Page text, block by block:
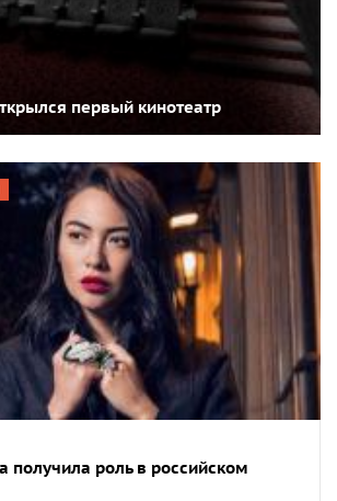
первый кинотеатр
получила роль в российском